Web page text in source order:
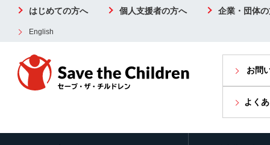
はじめての方へ 個人支援者の方へ 企業・団体
English
お問
よく